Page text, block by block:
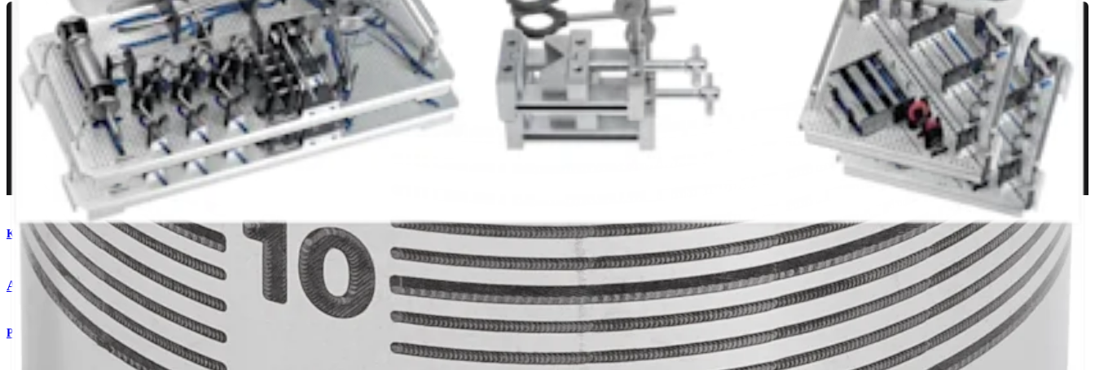
Knie
Allograft-OATS®, groß
Produkt